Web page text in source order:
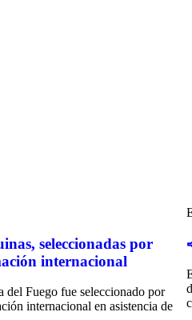
seleccionadas por
internacional
del Fuego fue seleccionado por
internacional en asistencia de